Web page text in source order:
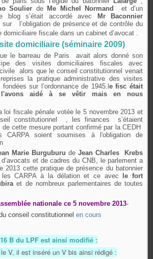
Soulier de Me Michel Normand
et d’un
blog s’était accordé avec
Mr Baconnier
sur l’obligation de présence et de contrôle du
domiciliaire fiscale dans un cabinet d’avocat .
domiciliaire (séminaire 2009)
le barreau de Paris avait alors donné son
des visites domiciliaires fiscales avec
alors que le conseil constitutionnel venait
la pratique administrative des visites
fondées sur l’ordonnance de 1945.l e fisc était
aidé à se vêtir mais en nous
loi fiscale pénale votée le 5 novembre 2013 et
constitutionnel , les finances s’étaient
cette mesure portant confirmé par la CEDH
CARPA soient soumises à l'obligation de
Marie Burguburu de Jean Charles Krebs
et de cadres du CNB, le parlement a
2013 cette pratique de présence du batonnier
CARPA à la délation et ce avec le fort
et de nombreux parlementaires de toutes
nationale ce 5 novembre 2013-
conseil constitutionnel en cours
16 B du LPF est ainsi modifié :
V, il est inséré un V bis ainsi rédigé :